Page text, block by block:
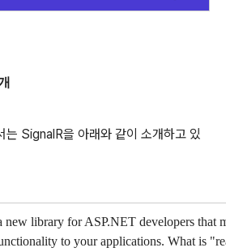
는 SignalR을 아래와 같이 소개하고 있
new library for ASP.NET developers that
to your applications. What is